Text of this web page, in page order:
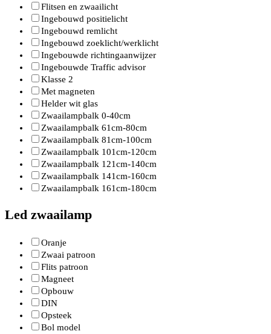
Flitsen en zwaailicht
Ingebouwd positielicht
Ingebouwd remlicht
Ingebouwd zoeklicht/werklicht
Ingebouwde richtingaanwijzer
Ingebouwde Traffic advisor
Klasse 2
Met magneten
Helder wit glas
Zwaailampbalk 0-40cm
Zwaailampbalk 61cm-80cm
Zwaailampbalk 81cm-100cm
Zwaailampbalk 101cm-120cm
Zwaailampbalk 121cm-140cm
Zwaailampbalk 141cm-160cm
Zwaailampbalk 161cm-180cm
Led zwaailamp
Oranje
Zwaai patroon
Flits patroon
Magneet
Opbouw
DIN
Opsteek
Bol model